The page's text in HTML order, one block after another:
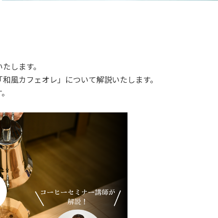
します。
風カフェオレ」について解説いたします。